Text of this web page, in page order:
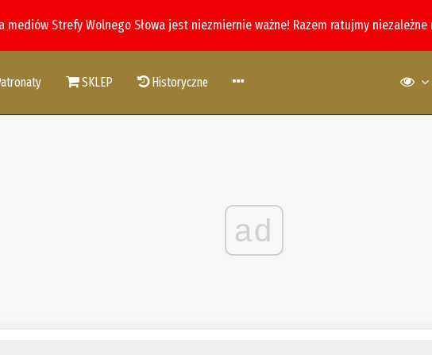
mediów Strefy Wolnego Słowa jest niezmiernie ważne! Razem ratujmy
SKLEP Historyczne
ad